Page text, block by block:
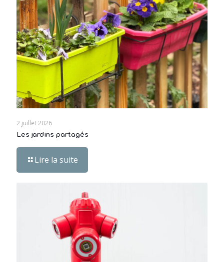
2 juillet 2026
Les jardins partagés
Lire la suite